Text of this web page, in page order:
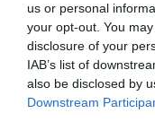
us or personal
your opt-out. You
disclosure of your
IAB’s list of
also be disclosed by
Downstream